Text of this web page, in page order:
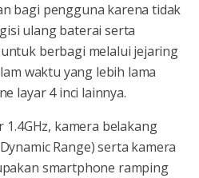
bagi pengguna karena tidak
ulang baterai serta
berbagi melalui jejaring
waktu yang lebih lama
layar 4 inci lainnya.
kamera belakang
Range) serta kamera
smartphone ramping